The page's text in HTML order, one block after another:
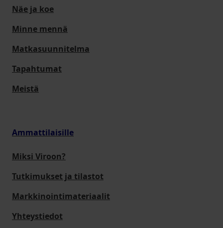
Näe ja koe
Minne mennä
Matkasuunnitelma
Tapahtumat
Meistä
Ammattilaisille
Miksi Viroon?
Tutkimukset ja tilastot
Markkinointimateriaalit
Yhteystiedot